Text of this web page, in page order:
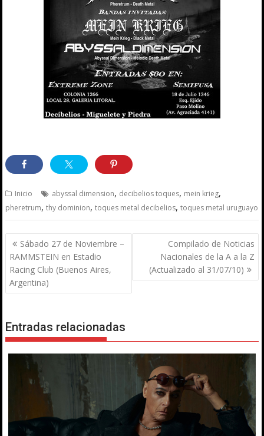
Inicio abyssal dimension, decibelios toques, mein krieg,
pheretrum,thy dominion,toques metal decibelios,toques metal uruguayo
Navegación
de
entradas
Sábado 27 de Noviembre –
RAMMSTEIN en Estadio
Racing Club (Buenos Aires,
Argentina)
Compilado de Noticias
Nacionales de la A a la Z
(Actualizado al 31/07/10)
Entradas relacionadas